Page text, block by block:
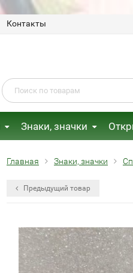
Контакты
Знаки, значки
Главная Знаки, значки
Предыдущий товар